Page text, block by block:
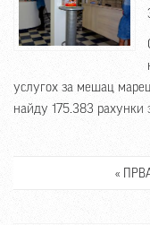
услугох за мешац
найду 175.383 рахунки
«